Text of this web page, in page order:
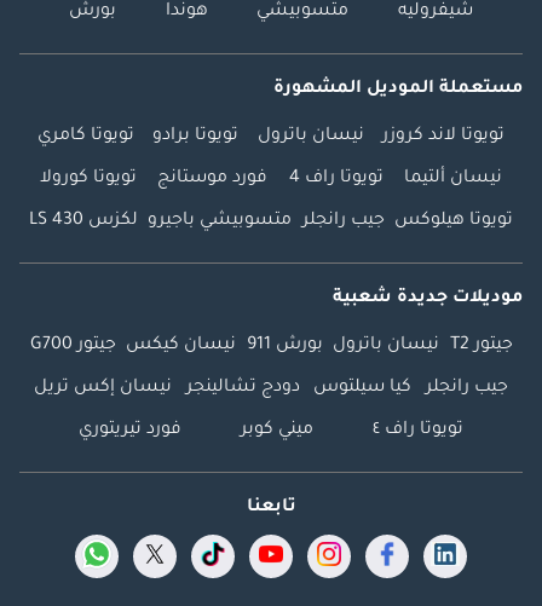
شيفروليه متسوبيشي هوندا بورش
مستعملة الموديل المشهورة
تويوتا لاند كروزر نيسان باترول تويوتا برادو تويوتا كامري
نيسان ألتيما تويوتا راف 4 فورد موستانج تويوتا كورولا
تويوتا هيلوكس جيب رانجلر متسوبيشي باجيرو لكزس LS 430
موديلات جديدة شعبية
جيتور T2 نيسان باترول بورش 911 نيسان كيكس جيتور G700
جيب رانجلر كيا سيلتوس دودج تشالينجر نيسان إكس تريل
تويوتا راف ٤ ميني كوبر فورد تيريتوري
تابعنا